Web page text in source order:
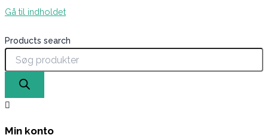
Gå til indholdet
Products search
Min konto